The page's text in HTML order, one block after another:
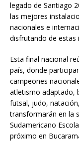
legado de Santiago
las mejores
nacionales e
disfrutando de estas
Esta final nacional
país, donde
campeones
atletismo adaptado,
futsal, judo,
transformarán en la
Sudamericano
próximo en